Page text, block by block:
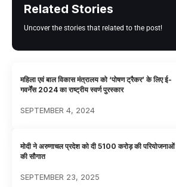
Related Stories
Uncover the stories that related to the post!
महिला एवं बाल विकास मंत्रालय को ‘पोषण ट्रैकर’ के लिए ई-
गवर्नेंस 2024 का राष्ट्रीय स्वर्ण पुरस्कार
SEPTEMBER 4, 2024
मोदी ने अरुणाचल प्रदेश को दी 5100 करोड़ की परियोजनाओं
की सौगात
SEPTEMBER 23, 2025